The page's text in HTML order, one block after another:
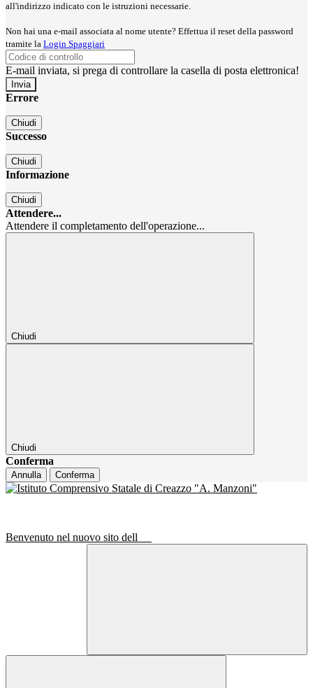
all'indirizzo indicato con le istruzioni necessarie.
Non hai una e-mail associata al nome utente? Effettua il reset della password
tramite la Login Spaggiari
E-mail inviata, si prega di controllare la casella di posta elettronica!
Errore
Chiudi
Successo
Chiudi
Informazione
Chiudi
Attendere...
Attendere il completamento dell'operazione...
Chiudi
Chiudi
Conferma
Annulla Conferma
Benvenuto nel nuovo sito dell